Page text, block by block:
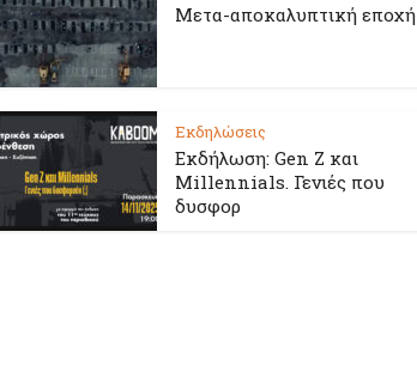
Μετα-αποκαλυπτική εποχή
Εκδηλώσεις
Εκδήλωση: Gen Z και
Millennials. Γενιές που
δυσφορ